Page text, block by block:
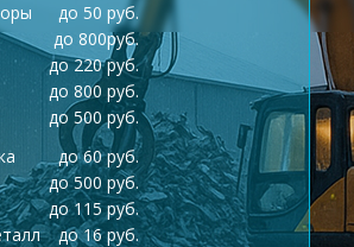
до 50 руб.
до 800руб.
до 220 руб.
до 800 руб.
до 500 руб.
до 60 руб.
до 500 руб.
до 115 руб.
до 16 руб.